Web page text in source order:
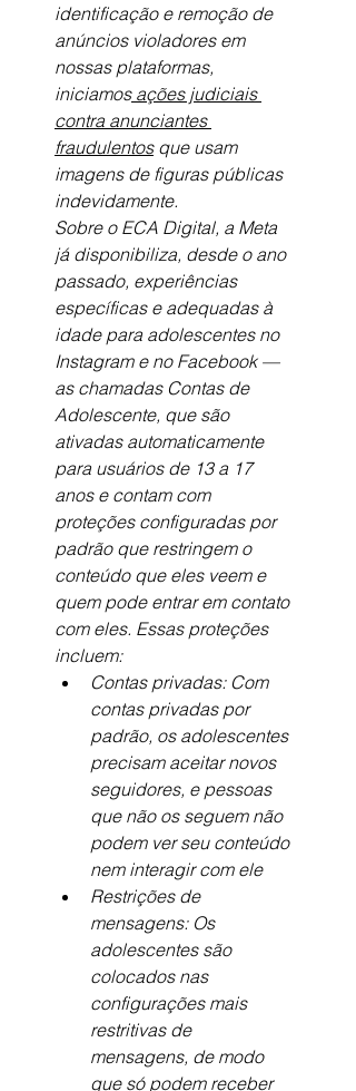
identificação e remoção de
anúncios violadores em
nossas plataformas,
iniciamos ações judiciais
contra anunciantes
fraudulentos que usam
imagens de figuras públicas
indevidamente.
Sobre o ECA Digital, a Meta
já disponibiliza, desde o ano
passado, experiências
específicas e adequadas à
idade para adolescentes no
Instagram e no Facebook —
as chamadas Contas de
Adolescente, que são
ativadas automaticamente
para usuários de 13 a 17
anos e contam com
proteções configuradas por
padrão que restringem o
conteúdo que eles veem e
quem pode entrar em contato
com eles. Essas proteções
incluem:
Contas privadas: Com
contas privadas por
padrão, os adolescentes
precisam aceitar novos
seguidores, e pessoas
que não os seguem não
podem ver seu conteúdo
nem interagir com ele
Restrições de
mensagens: Os
adolescentes são
colocados nas
configurações mais
restritivas de
mensagens, de modo
que só podem receber